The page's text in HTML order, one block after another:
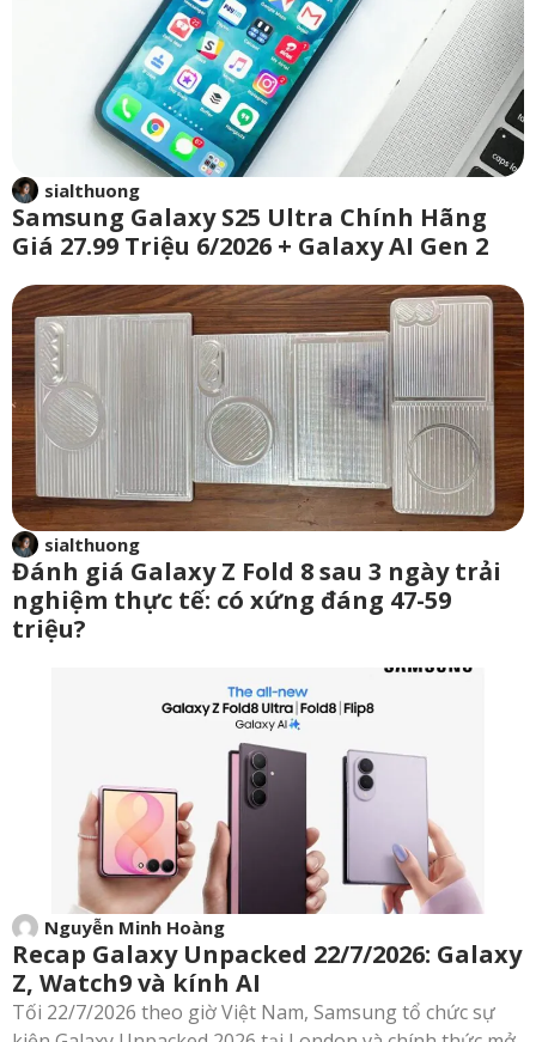
sialthuong
Samsung Galaxy S25 Ultra Chính Hãng
Giá 27.99 Triệu 6/2026 + Galaxy AI Gen 2
sialthuong
Đánh giá Galaxy Z Fold 8 sau 3 ngày trải
nghiệm thực tế: có xứng đáng 47-59
triệu?
Nguyễn Minh Hoàng
Recap Galaxy Unpacked 22/7/2026: Galaxy
Z, Watch9 và kính AI
Tối 22/7/2026 theo giờ Việt Nam, Samsung tổ chức sự